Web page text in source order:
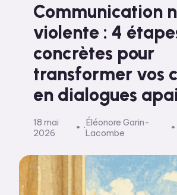
Développement Personnel
Spiritualité
Voyage
Communication
violente : 4
concrètes pour
transformer vos
en dialogues
18 mai
2026
·Éléonore Garin-
Lacombe